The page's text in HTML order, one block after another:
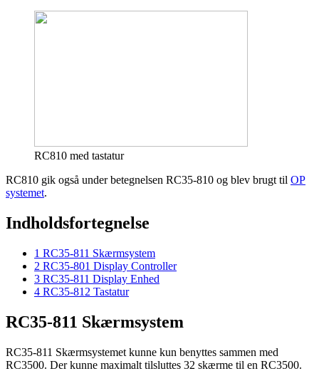
RC810 med tastatur
RC810 gik også under betegnelsen RC35-810 og blev brugt til OP
systemet.
Indholdsfortegnelse
1 RC35-811 Skærmsystem
2 RC35-801 Display Controller
3 RC35-811 Display Enhed
4 RC35-812 Tastatur
RC35-811 Skærmsystem
RC35-811 Skærmsystemet kunne kun benyttes sammen med
RC3500. Der kunne maximalt tilsluttes 32 skærme til en RC3500.